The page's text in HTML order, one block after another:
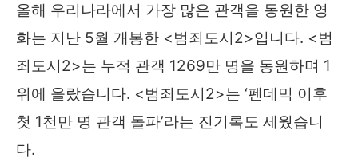
올해 우리나라에서 가장 많은 관객을 동원한 영
화는 지난 5월 개봉한 <범죄도시2>입니다. <범
죄도시2>는 누적 관객 1269만 명을 동원하며 1
위에 올랐습니다. <범죄도시2>는 ‘펜데믹 이후
첫 1천만 명 관객 돌파’라는 진기록도 세웠습니
다.